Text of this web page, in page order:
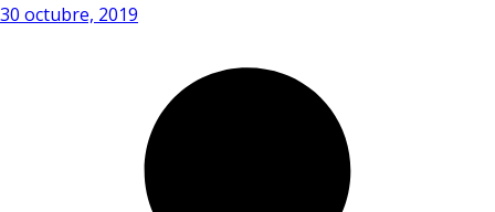
30 octubre, 2019